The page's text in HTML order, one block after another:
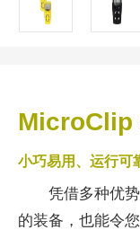
MicroClip
小巧易用、运行可
凭借多种优
的装备，也能令